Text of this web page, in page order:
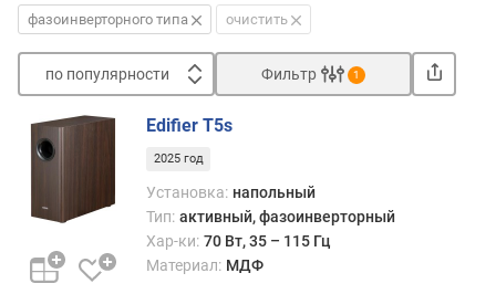
фазоинверторного типа очистить
по популярности
п
о
у
л
Фильтр 1
Edifier T5s
2025 год
Установка: напольный
Тип: активный, фазоинверторный
Хар-ки: 70 Вт, 35 – 115 Гц
Материал: МДФ